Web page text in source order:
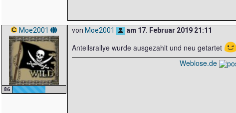
Moe2001
86
von Moe2001 am 17. Februar 2019 21:11
Anteilsrallye wurde ausgezahlt und neu getartet
Weblose.de